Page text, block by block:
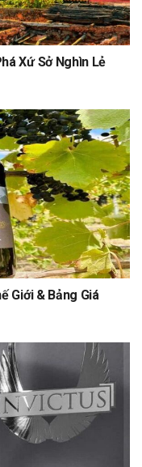
Xứ Sở Nghìn Lẻ
Giới & Bảng Giá